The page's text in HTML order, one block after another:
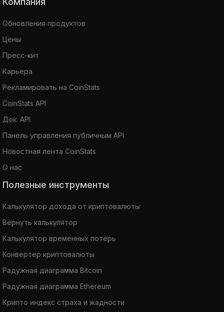
Обновления продуктов
Цены
Пресс-кит
Карьера
Рекламировать на CoinStats
CoinStats API
Док. API
Панель управления публичным API
Новостная лента CoinStats
О нас
Полезные инструменты
Калькулятор дохода от криптовалюты
Вернуть калькулятор
Калькулятор временных потерь
Конвертер криптовалюты
Радужная диаграмма Bitcoin
Радужная диаграмма Ethereum
Крипто индекс страха и жадности